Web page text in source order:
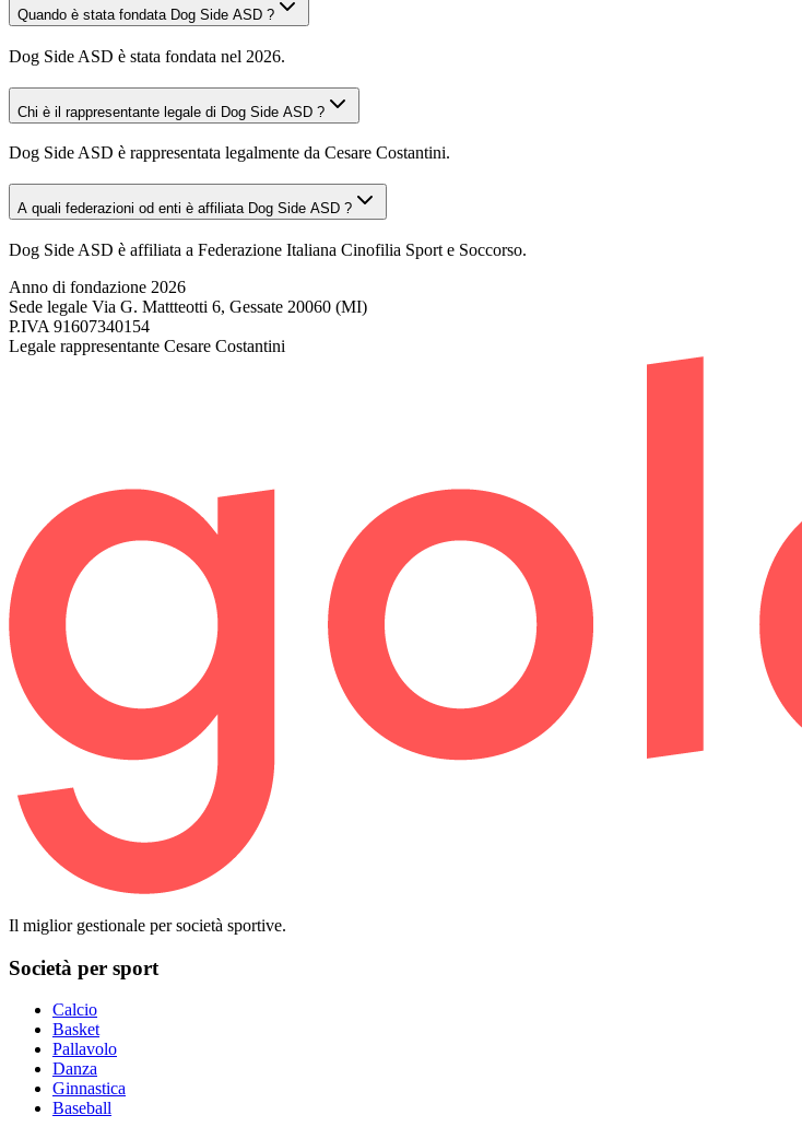
Quando è stata fondata Dog Side ASD ?
Dog Side ASD è stata fondata nel 2026.
Chi è il rappresentante legale di Dog Side ASD ?
Dog Side ASD è rappresentata legalmente da Cesare Costantini.
A quali federazioni od enti è affiliata Dog Side ASD ?
Dog Side ASD è affiliata a Federazione Italiana Cinofilia Sport e Soccorso.
Anno di fondazione 2026
Sede legale Via G. Mattteotti 6, Gessate 20060 (MI)
P.IVA 91607340154
Legale rappresentante Cesare Costantini
Il miglior gestionale per società sportive.
Società per sport
Calcio
Basket
Pallavolo
Danza
Ginnastica
Baseball